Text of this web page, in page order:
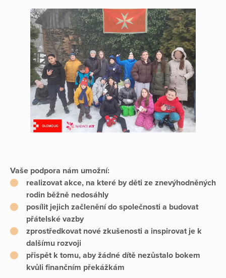
Vaše podpora nám umožní:
realizovat akce, na které by děti ze znevýhodněných
rodin běžně nedosáhly
posílit jejich začlenění do společnosti a budovat
přátelské vazby
zprostředkovat nové zkušenosti a inspirovat je k
dalšímu rozvoji
přispět k tomu, aby žádné dítě nezůstalo bokem
kvůli finančním překážkám